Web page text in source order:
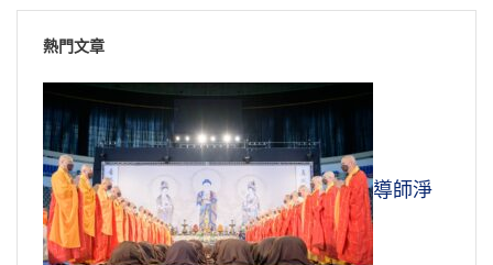
熱門文章
導師淨